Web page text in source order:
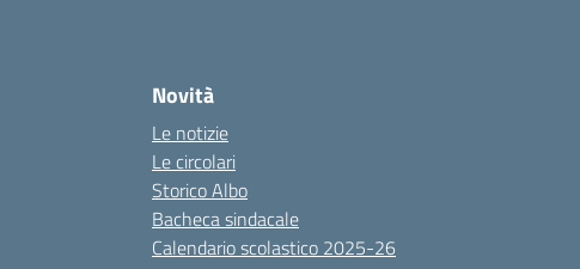
Novità
Le notizie
Le circolari
Storico Albo
Bacheca sindacale
Calendario scolastico 2025-26